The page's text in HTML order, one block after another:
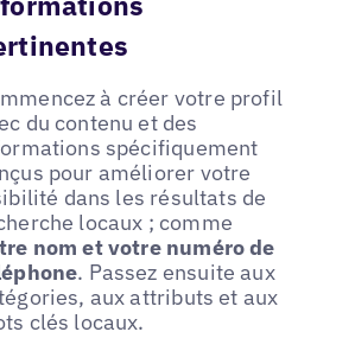
à créer votre profil
du contenu et des
spécifiquement
pour améliorer votre
dans les résultats de
locaux ; comme
nom et votre numéro de
. Passez ensuite aux
aux attributs et aux
clés locaux.